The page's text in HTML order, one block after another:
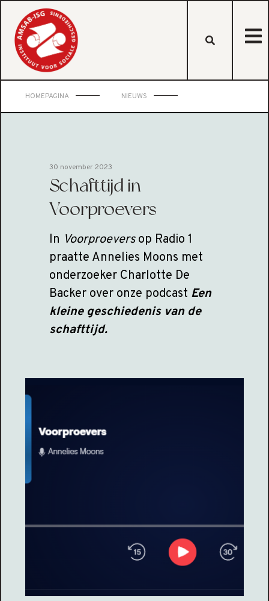
HOMEPAGINA NIEUWS
30 november 2023
Schafttijd in
Voorproevers
In Voorproeversop Radio 1
praatte Annelies Moons met
onderzoeker Charlotte De
Backer over onze podcast Een
kleine geschiedenis van de
schafttijd.